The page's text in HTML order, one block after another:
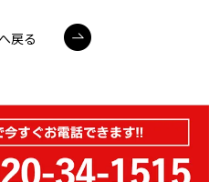
戻る